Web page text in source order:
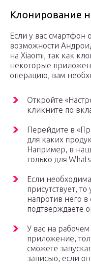
Клонирование
Если у вас смартфон
возможности
на Xiaomi, так как
некоторые
операцию, вам
Откройте
кликните по
Перейдите в
для каких
Например, в
только для
Если
присутствует,
напротив него в
подтверждаете
У вас на
приложение,
сможете
записью, если